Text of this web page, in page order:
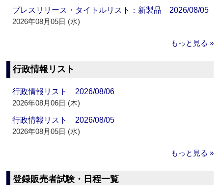
プレスリリース・タイトルリスト：新製品 2026/08/05
2026年08月05日 (水)
もっと見る »
行政情報リスト
行政情報リスト 2026/08/06
2026年08月06日 (木)
行政情報リスト 2026/08/05
2026年08月05日 (水)
もっと見る »
登録販売者試験・日程一覧